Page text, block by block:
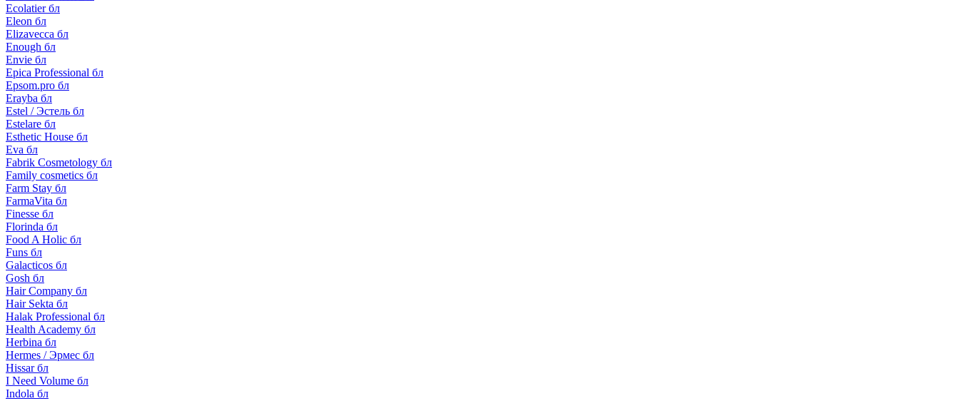
Ecolatier бл
Eleon бл
Elizavecca бл
Enough бл
Envie бл
Epica Professional бл
Epsom.pro бл
Erayba бл
Estel / Эстель бл
Estelare бл
Esthetic House бл
Eva бл
Fabrik Cosmetology бл
Family cosmetics бл
Farm Stay бл
FarmaVita бл
Finesse бл
Florinda бл
Food A Holic бл
Funs бл
Galacticos бл
Gosh бл
Hair Company бл
Hair Sekta бл
Halak Professional бл
Health Academy бл
Herbina бл
Hermes / Эрмес бл
Hissar бл
I Need Volume бл
Indola бл